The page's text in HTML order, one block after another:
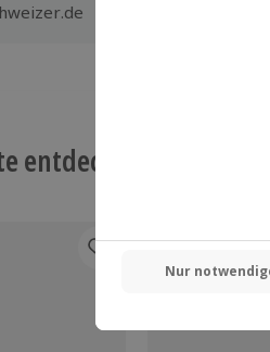
entdecken